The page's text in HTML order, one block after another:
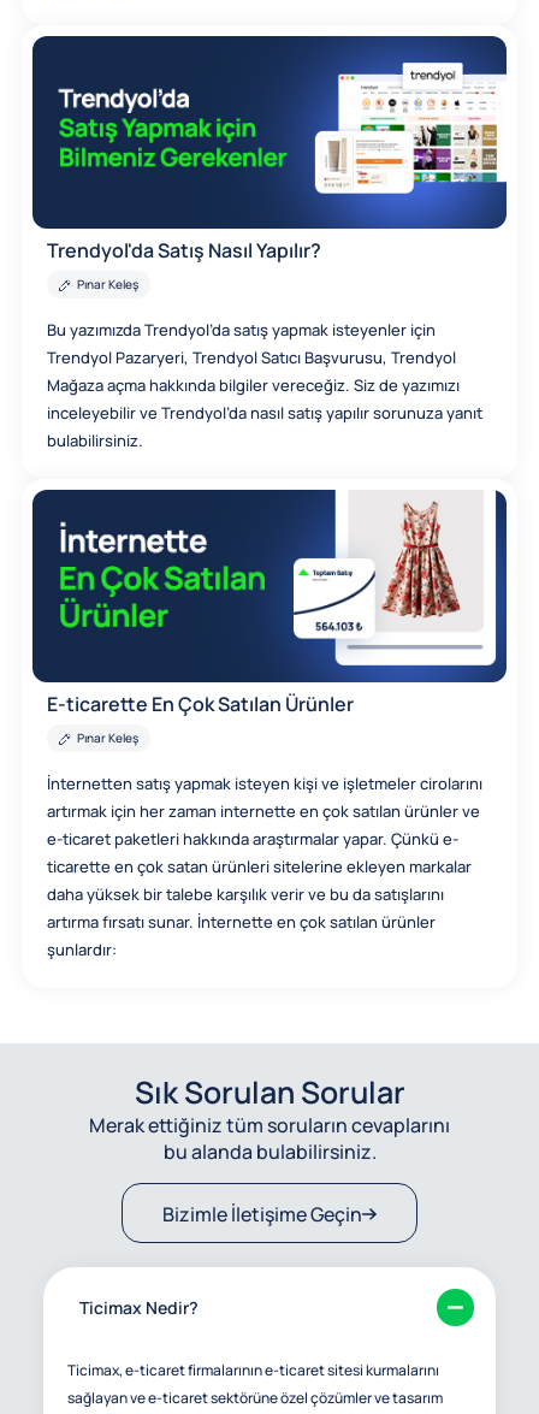
Trendyol'da Satış Nasıl Yapılır?
Pınar Keleş
Bu yazımızda Trendyol’da satış yapmak isteyenler için
Trendyol Pazaryeri, Trendyol Satıcı Başvurusu, Trendyol
Mağaza açma hakkında bilgiler vereceğiz. Siz de yazımızı
inceleyebilir ve Trendyol’da nasıl satış yapılır sorunuza yanıt
bulabilirsiniz.
E-ticarette En Çok Satılan Ürünler
Pınar Keleş
İnternetten satış yapmak isteyen kişi ve işletmeler cirolarını
artırmak için her zaman internette en çok satılan ürünler ve
e-ticaret paketleri hakkında araştırmalar yapar. Çünkü e-
ticarette en çok satan ürünleri sitelerine ekleyen markalar
daha yüksek bir talebe karşılık verir ve bu da satışlarını
artırma fırsatı sunar. İnternette en çok satılan ürünler
şunlardır:
Sık Sorulan Sorular
Merak ettiğiniz tüm soruların cevaplarını
bu alanda bulabilirsiniz.
Bizimle İletişime Geçin
Ticimax Nedir?
Ticimax, e-ticaret firmalarının e-ticaret sitesi kurmalarını
sağlayan ve e-ticaret sektörüne özel çözümler ve tasarım